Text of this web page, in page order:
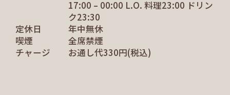
17:00 – 00:00 L.O. 料理23:00 ドリン
ク23:30
定休日
年中無休
喫煙
全席禁煙
チャージ
お通し代330円(税込)